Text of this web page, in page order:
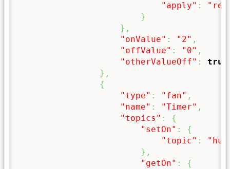
"apply" :
}
} ,
"onValue" : "2" ,
"offValue" : "0" ,
"otherValueOff" :
true
} ,
{
"type" : "fan" ,
"name" : "Timer" ,
"topics" :
{
"setOn" :
{
"topic" :
} ,
"getOn" :
{